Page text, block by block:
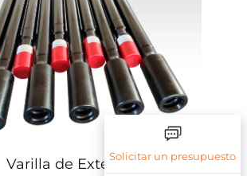
Varilla de Extensión MF
Solicitar un presupuesto